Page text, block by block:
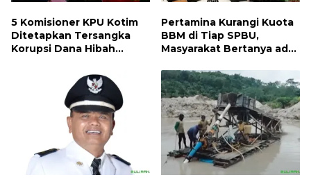
5 Komisioner KPU Kotim
Ditetapkan Tersangka
Korupsi Dana Hibah
ditaksir 10 Milyard
Pertamina Kurangi Kuota
BBM di Tiap SPBU,
Masyarakat Bertanya ada